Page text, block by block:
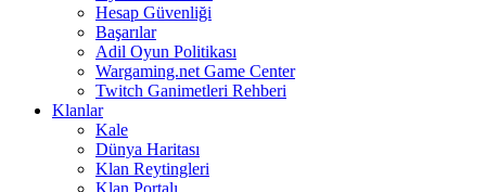
Hesap Güvenliği
Başarılar
Adil Oyun Politikası
Wargaming.net Game Center
Twitch Ganimetleri Rehberi
Klanlar
Kale
Dünya Haritası
Klan Reytingleri
Klan Portalı